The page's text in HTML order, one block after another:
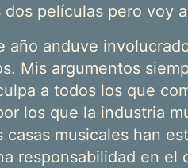
películas pero voy
año anduve
Mis argumentos
a todos los que
los que la industria
casas musicales han
responsabilidad en el